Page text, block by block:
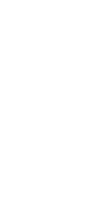
la muñeca
zona
derecha,